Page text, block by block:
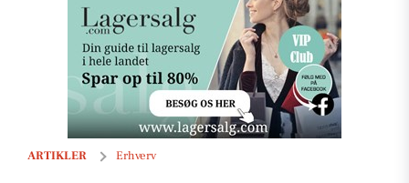
ARTIKLER Erhverv
Oplev Japans magi på familierejse med Jysk Rejsebureau